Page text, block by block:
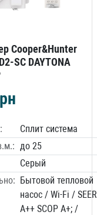
Cooper&Hunter
SC DAYTONA
Сплит система
до 25
Серый
Бытовой тепловой
насос / Wi-Fi / SEER
A++ SCOP A+; /